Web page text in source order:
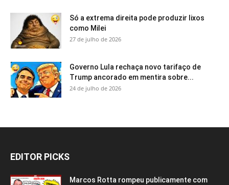
Só a extrema direita pode produzir lixos
como Milei
27 de julho de 2026
Governo Lula rechaça novo tarifaço de
Trump ancorado em mentira sobre...
24 de julho de 2026
EDITOR PICKS
Marcos Rotta rompeu publicamente com